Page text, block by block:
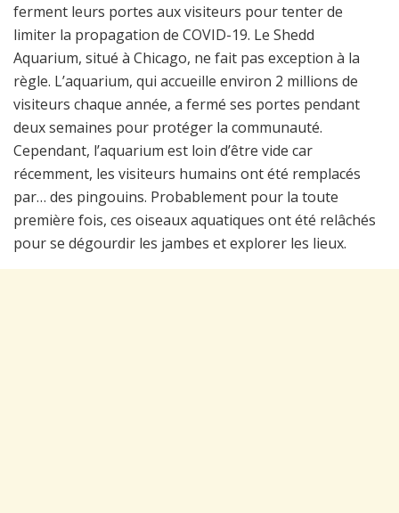
ferment leurs portes aux visiteurs pour tenter de
limiter la propagation de COVID-19. Le Shedd
Aquarium, situé à Chicago, ne fait pas exception à la
règle. L’aquarium, qui accueille environ 2 millions de
visiteurs chaque année, a fermé ses portes pendant
deux semaines pour protéger la communauté.
Cependant, l’aquarium est loin d’être vide car
récemment, les visiteurs humains ont été remplacés
par… des pingouins. Probablement pour la toute
première fois, ces oiseaux aquatiques ont été relâchés
pour se dégourdir les jambes et explorer les lieux.